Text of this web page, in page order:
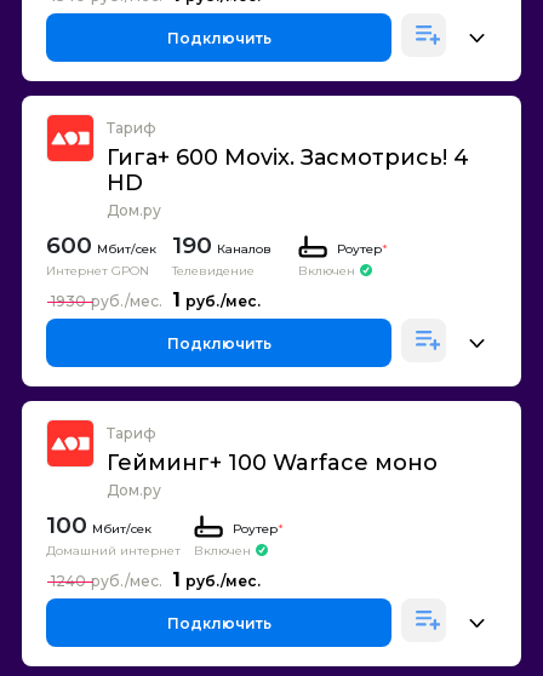
Подключить
Тариф
Гига+ 600 Movix. Засмотрись! 4
HD
Дом.ру
600
Интернет GPON
190 Каналов
Телевидение
Роутер*
Включен
1
1930
Подключить
Тариф
Гейминг+ 100 Warface моно
Дом.ру
100
Домашний интернет
Роутер*
Включен
1
1240
Подключить